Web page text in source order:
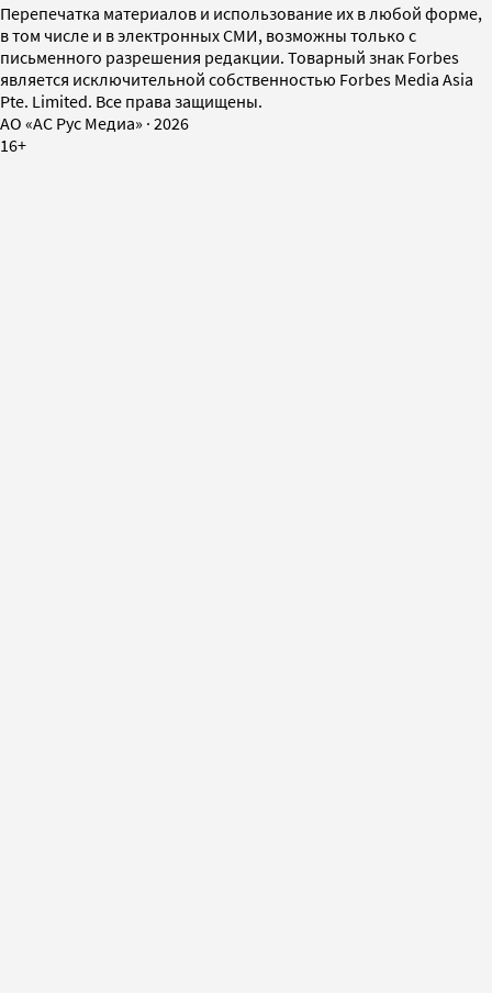
Перепечатка материалов и использование их в любой форме,
в том числе и в электронных СМИ, возможны только с
письменного разрешения редакции. Товарный знак Forbes
является исключительной собственностью Forbes Media Asia
Pte. Limited. Все права защищены.
AO «АС Рус Медиа» · 2026
16+